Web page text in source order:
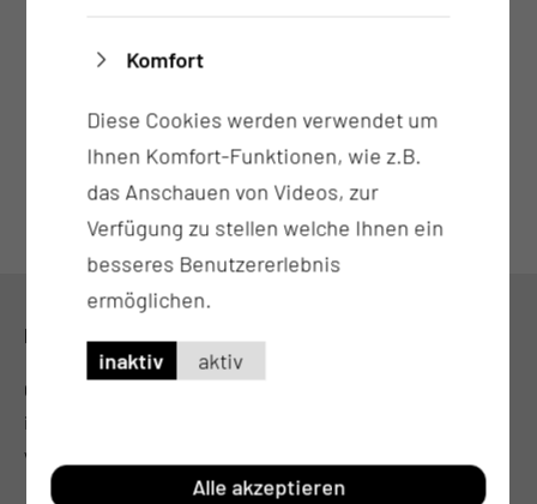
KONTAKT
0355 46-0
info@ctk.de
www.poliklinik.ctk.de
Komfort
Diese Cookies werden verwendet um
Ihnen Komfort-Funktionen, wie z.B.
das Anschauen von Videos, zur
Verfügung zu stellen welche Ihnen ein
besseres Benutzererlebnis
ermöglichen.
inaktiv aktiv
Alle akzeptieren